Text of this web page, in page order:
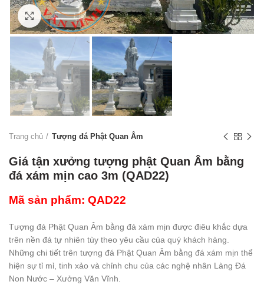
Click to enlarge
Trang chủ Tượng đá Phật Quan Âm
Giá tận xưởng tượng phật Quan Âm bằng
đá xám mịn cao 3m (QAD22)
Mã sản phẩm: QAD22
Tượng đá Phật Quan Âm bằng đá xám mịn được điêu khắc dựa
trên nền đá tự nhiên tùy theo yêu cầu của quý khách hàng.
Những chi tiết trên tượng đá Phật Quan Âm bằng đá xám mịn thể
hiện sự tỉ mỉ, tinh xảo và chỉnh chu của các nghệ nhân Làng Đá
Non Nước – Xưởng Văn Vĩnh.